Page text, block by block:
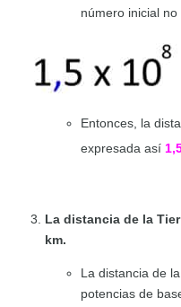
número inicial no
Entonces, la
expresada así
La distancia de la
km.
La distancia de
potencias de